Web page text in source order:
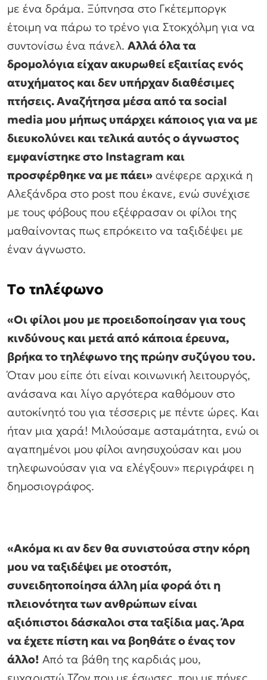
με ένα δράμα. Ξύπνησα στο Γκέτεμποργκ
έτοιμη να πάρω το τρένο για Στοκχόλμη για να
συντονίσω ένα πάνελ. Αλλά όλα τα
δρομολόγια είχαν ακυρωθεί εξαιτίας ενός
ατυχήματος και δεν υπήρχαν διαθέσιμες
πτήσεις. Αναζήτησα μέσα από τα social
media μου μήπως υπάρχει κάποιος για να με
διευκολύνει και τελικά αυτός ο άγνωστος
εμφανίστηκε στο Instagram και
προσφέρθηκε να με πάει» ανέφερε αρχικά η
Αλεξάνδρα στο post που έκανε, ενώ συνέχισε
με τους φόβους που εξέφρασαν οι φίλοι της
μαθαίνοντας πως επρόκειτο να ταξιδέψει με
έναν άγνωστο.
Το τηλέφωνο
«Οι φίλοι μου με προειδοποίησαν για τους
κινδύνους και μετά από κάποια έρευνα,
βρήκα το τηλέφωνο της πρώην συζύγου του.
Όταν μου είπε ότι είναι κοινωνική λειτουργός,
ανάσανα και λίγο αργότερα καθόμουν στο
αυτοκίνητό του για τέσσερις με πέντε ώρες. Και
ήταν μια χαρά! Μιλούσαμε ασταμάτητα, ενώ οι
αγαπημένοι μου φίλοι ανησυχούσαν και μου
τηλεφωνούσαν για να ελέγξουν» περιγράφει η
δημοσιογράφος.
«Ακόμα κι αν δεν θα συνιστούσα στην κόρη
μου να ταξιδέψει με οτοστόπ,
συνειδητοποίησα άλλη μία φορά ότι η
πλειονότητα των ανθρώπων είναι
αξιόπιστοι δάσκαλοι στα ταξίδια μας. Άρα
να έχετε πίστη και να βοηθάτε ο ένας τον
άλλο! Από τα βάθη της καρδιάς μου,